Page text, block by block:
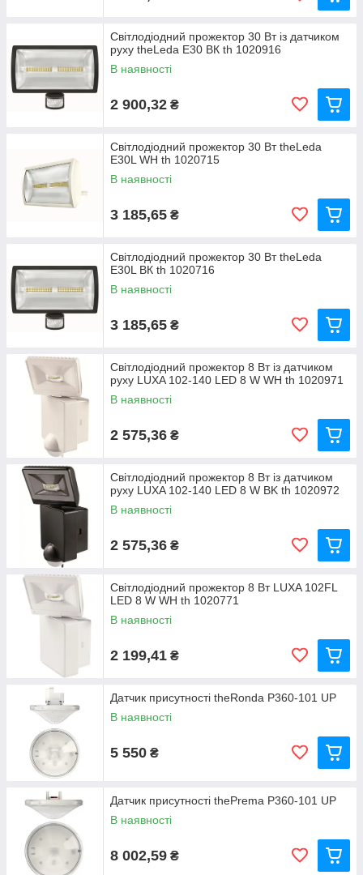
Світлодіодний прожектор 30 Вт із датчиком
руху theLeda E30 ВК th 1020916
В наявності
2 900,32 ₴
Світлодіодний прожектор 30 Вт theLeda
E30L WH th 1020715
В наявності
3 185,65 ₴
Світлодіодний прожектор 30 Вт theLeda
E30L ВК th 1020716
В наявності
3 185,65 ₴
Світлодіодний прожектор 8 Вт із датчиком
руху LUXA 102-140 LED 8 W WH th 1020971
В наявності
2 575,36 ₴
Світлодіодний прожектор 8 Вт із датчиком
руху LUXA 102-140 LED 8 W BK th 1020972
В наявності
2 575,36 ₴
Світлодіодний прожектор 8 Вт LUXA 102FL
LED 8 W WH th 1020771
В наявності
2 199,41 ₴
Датчик присутності theRonda P360-101 UP
В наявності
5 550 ₴
Датчик присутності thePrema P360-101 UP
В наявності
8 002,59 ₴